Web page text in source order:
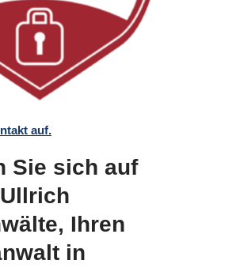
auf.
Sie sich auf
Ihren
in